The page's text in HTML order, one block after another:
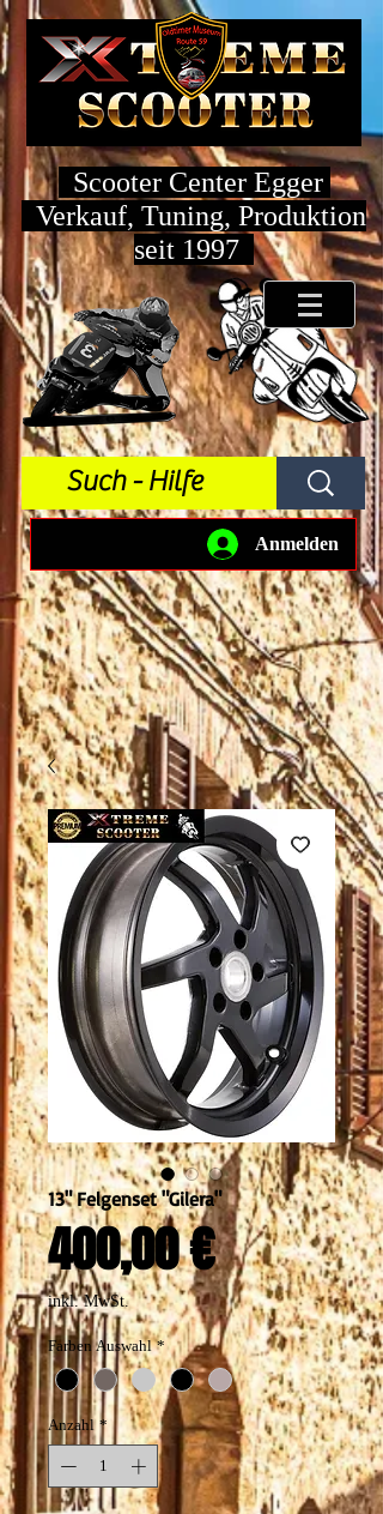
Scooter Center Egger
Verkauf, Tuning, Produktion
seit 1997
Anmelden
13" Felgenset "Gilera"
400,00 €Preis
inkl. MwSt.
Farben Auswahl *
Anzahl *